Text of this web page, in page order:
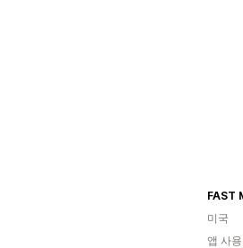
FAST
미국
앱 사